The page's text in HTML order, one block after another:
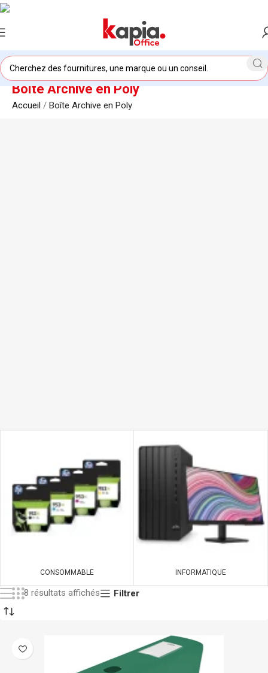
Boîte Archive en Poly
Accueil / Boîte Archive en Poly
CONSOMMABLE INFORMATIQUE
8 résultats affichés Filtrer